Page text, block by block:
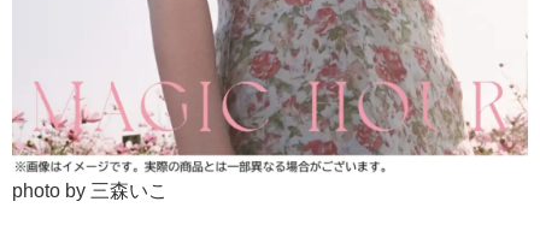
photo by 三森いこ